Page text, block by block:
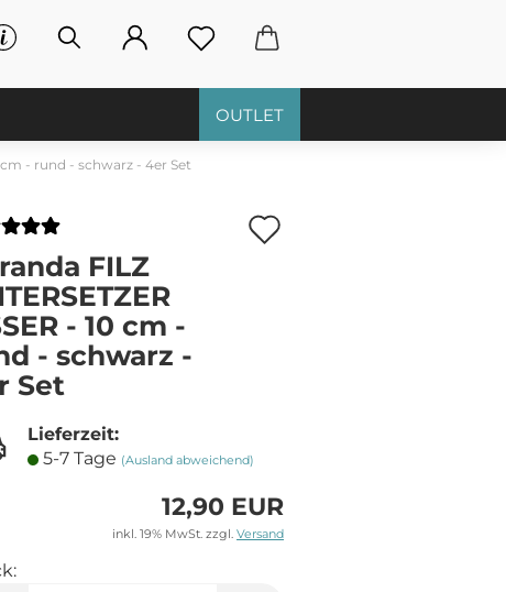
OUTLET
cm - rund - schwarz - 4er Set
FILZ
- 10 cm -
- schwarz -
Set
Lieferzeit:
5-7 Tage (Ausland abweichend)
12,90 EUR
inkl. 19% MwSt. zzgl. Versand